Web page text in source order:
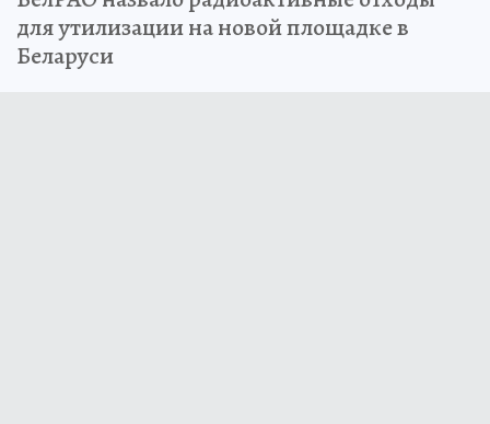
для утилизации на новой площадке в
Беларуси